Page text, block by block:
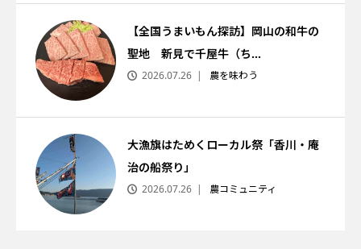
【全国うまいもん探訪】岡山の和牛の
聖地 新見で千屋牛（ち...
2026.07.26 農を味わう
大漁旗はためくローカル祭「香川・庵
治の船祭り」
2026.07.26 農コミュニティ